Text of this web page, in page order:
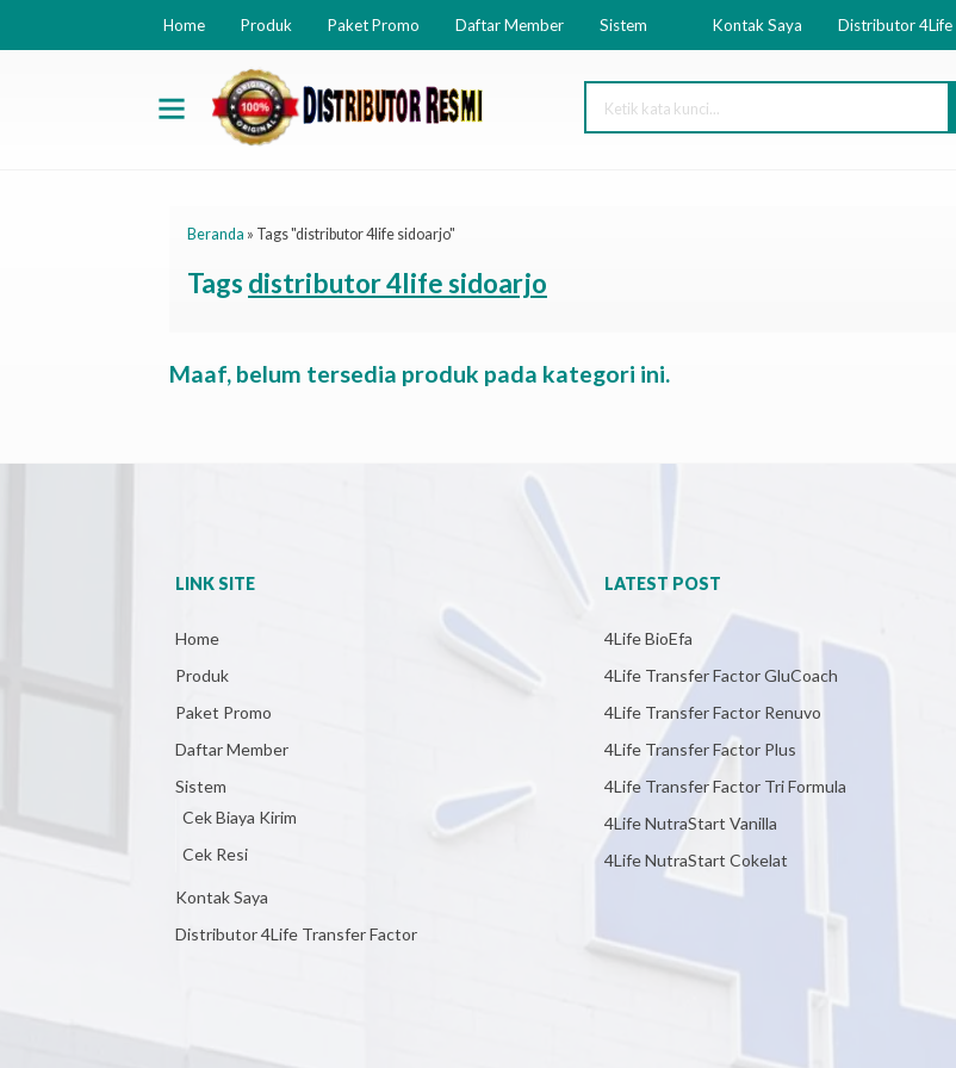
Home Produk Paket Promo Daftar Member Sistem Kontak Saya Distributor 4Life
Beranda » Tags "distributor 4life sidoarjo"
Tags distributor 4life sidoarjo
Maaf, belum tersedia produk pada kategori ini.
LINK SITE
Home
Produk
Paket Promo
Daftar Member
Sistem
Cek Biaya Kirim
Cek Resi
Kontak Saya
Distributor 4Life Transfer Factor
LATEST POST
4Life BioEfa
4Life Transfer Factor GluCoach
4Life Transfer Factor Renuvo
4Life Transfer Factor Plus
4Life Transfer Factor Tri Formula
4Life NutraStart Vanilla
4Life NutraStart Cokelat